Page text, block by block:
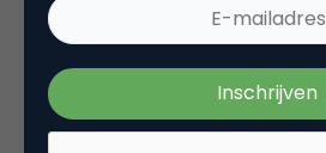
want we willen weten of het
doelen in 2017 is gestegen ten
Daarom stel ik Analytics
vraag: ‘Goal Completions for